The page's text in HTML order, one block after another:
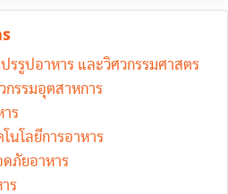
รรูปอาหาร และวิศวกรรมศาสตร
รรมอุตสาหการ
าร
นโลยีการอาหาร
ดภัยอาหาร
ร